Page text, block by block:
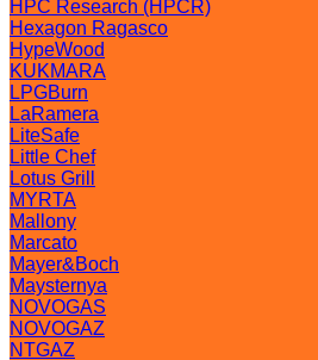
HPC Research (HPCR)
Hexagon Ragasco
HypeWood
KUKMARA
LPGBurn
LaRamera
LiteSafe
Little Chef
Lotus Grill
MYRTA
Mallony
Marcato
Mayer&Boch
Maysternya
NOVOGAS
NOVOGAZ
NTGAZ